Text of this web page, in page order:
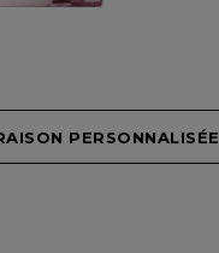
PERSONNALISÉE